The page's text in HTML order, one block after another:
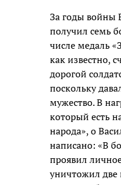
За годы войны
получил семь
числе медаль
как известно,
дорогой
поскольку
мужество. В
который есть
народа», о
написано: «В
проявил
уничтожил две